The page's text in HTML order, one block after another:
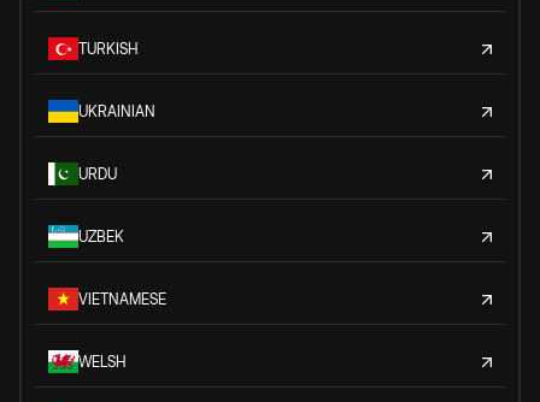
TURKISH
UKRAINIAN
URDU
UZBEK
VIETNAMESE
WELSH